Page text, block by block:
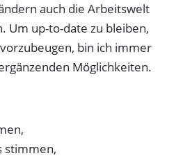
auch die Arbeitswelt
Um up-to-date zu bleiben,
bin ich immer
Möglichkeiten.
stimmen,